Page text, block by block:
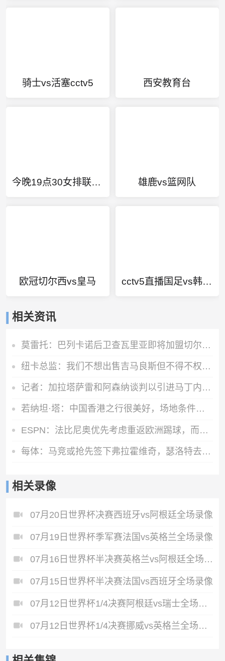
骑士vs活塞cctv5 西安教育台
今晚19点30女排联赛直播回放 雄鹿vs篮网队
欧冠切尔西vs皇马 cctv5直播国足vs韩国队
相关资讯
莫雷托：巴列卡诺后卫查瓦里亚即将加盟切尔西，很快就会官方宣布
纽卡总监：我们不想出售吉马良斯但不得不权衡，他明确说出了意愿
记者：加拉塔萨雷和阿森纳谈判以引进马丁内利，球员合同明夏到期
若纳坦·塔：中国香港之行很美好，场地条件一般 但我们踢得不错
ESPN：法比尼奥优先考虑重返欧洲踢球，而不是回到祖国巴西
每体：马竞或抢先签下弗拉霍维奇，瑟洛特去留成关键变量
相关录像
07月20日世界杯决赛西班牙vs阿根廷全场录像
07月19日世界杯季军赛法国vs英格兰全场录像
07月16日世界杯半决赛英格兰vs阿根廷全场录像
07月15日世界杯半决赛法国vs西班牙全场录像
07月12日世界杯1/4决赛阿根廷vs瑞士全场录像
07月12日世界杯1/4决赛挪威vs英格兰全场录像